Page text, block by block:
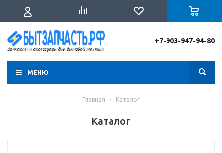
+7-903-947-94-80
МЕНЮ
Главная - Каталог
Каталог